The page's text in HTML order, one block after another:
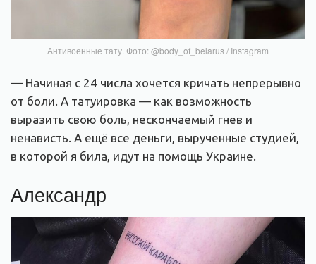
Антивоенные тату. Фото: @body_of_belarus / Instagram
— Начиная с 24 числа хочется кричать непрерывно
от боли. А татуировка — как возможность
выразить свою боль, нескончаемый гнев и
ненависть. А ещё все деньги, вырученные студией,
в которой я била, идут на помощь Украине.
Александр